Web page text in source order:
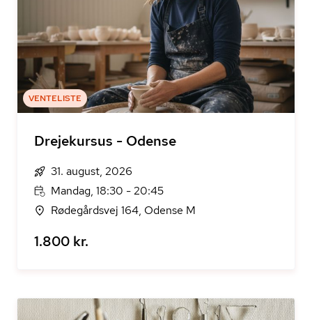
VENTELISTE
Drejekursus - Odense
31. august, 2026
Mandag, 18:30 - 20:45
Rødegårdsvej 164, Odense M
1.800 kr.